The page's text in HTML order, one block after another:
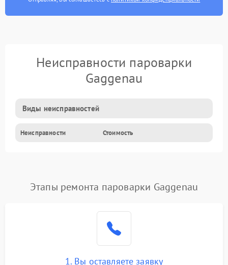
Неисправности пароварки
Gaggenau
Виды неисправностей
Неисправности Стоимость
Этапы ремонта пароварки Gaggenau
1. Вы оставляете заявку